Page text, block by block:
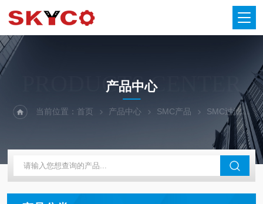
PRODUCTS CENTER
产品中心
当前位置：首页 产品中心 SMC产品 SMC过滤器+减压阀+油雾器